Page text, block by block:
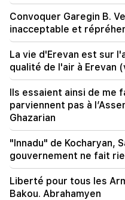
Peut-être que le
bien. Mgr Nathan sur
Constantinople
19:01
Aux USA, Facebook et
condamnés à une
dollars
18:51
Le transfert illégal de
l'Arménie a été
18:30
4 millions 454 mille
l'ancien chef de la
Convoquer Garegin B.
inacceptable et
La vie d'Erevan est sur
qualité de l'air à Erevan
Ils essaient ainsi de me
parviennent pas à
Ghazarian
"Innadu" de Kocharyan,
gouvernement ne fait
Liberté pour tous les
Bakou. Abrahamyen